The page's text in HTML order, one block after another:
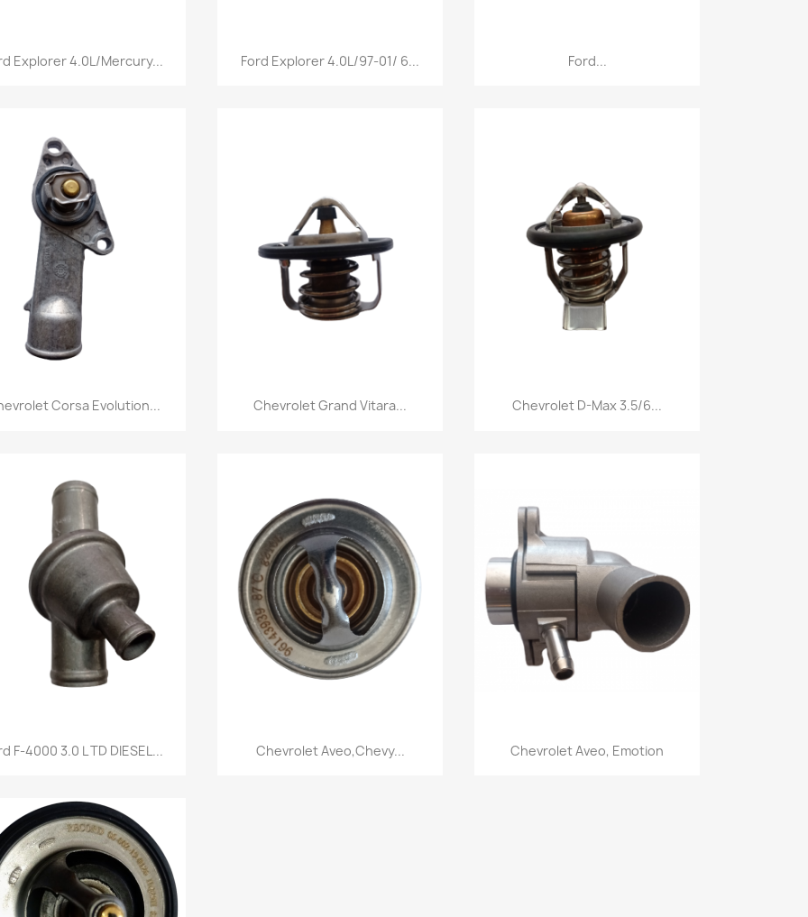
Vista rápida
Explorer 4.0L/Mercury... Vista rápida
Ford Explorer 4.0L/97-01/ 6... Vista rápida
Ford...
Vista rápida
Corsa Evolution... Vista rápida
Chevrolet Grand Vitara... Vista rápida
Chevrolet D-Max 3.5/6...
Vista rápida
F-4000 3.0 L TD DIESEL... Vista rápida
Chevrolet Aveo,Chevy... Vista rápida
Chevrolet Aveo, Emotion